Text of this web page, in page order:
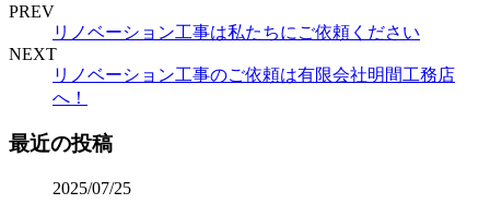
PREV
リノベーション工事は私たちにご依頼ください
NEXT
リノベーション工事のご依頼は有限会社明間工務店
へ！
最近の投稿
2025/07/25